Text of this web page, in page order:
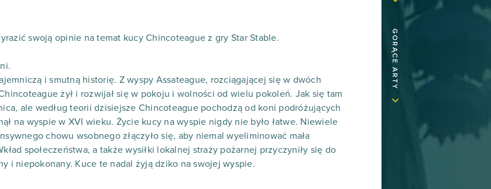
GORĄCE ARTY
swoją opinie na temat kucy Chincoteague z gry Star Stable.
i smutną historię. Z wyspy Assateague, rozciągającej się w dwóch
żył i rozwijał się w pokoju i wolności od wielu pokoleń. Jak się tam
ale według teorii dzisiejsze Chincoteague pochodzą od koni podróżujących
na wyspie w XVI wieku. Życie kucy na wyspie nigdy nie było łatwe. Niewiele
chowu wsobnego złączyło się, aby niemal wyeliminować mała
społeczeństwa, a także wysiłki lokalnej straży pożarnej przyczyniły się do
i niepokonany. Kuce te nadal żyją dziko na swojej wyspie.